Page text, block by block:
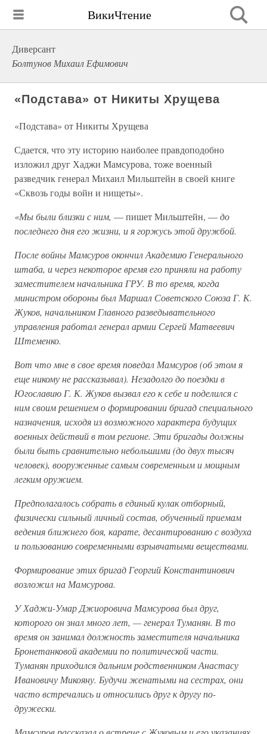
ВикиЧтение
Диверсант
Болтунов Михаил Ефимович
«Подстава» от Никиты Хрущева
«Подстава» от Никиты Хрущева
Сдается, что эту историю наиболее правдоподобно
изложил друг Хаджи Мамсурова, тоже военный
разведчик генерал Михаил Мильштейн в своей книге
«Сквозь годы войн и нищеты».
«Мы были близки с ним, — пишет Мильштейн, —до
последнего дня его жизни, и я горжусь этой дружбой.
После войны Мамсуров окончил Академию Генерального
штаба, и через некоторое время его приняли на работу
заместителем начальника ГРУ. В то время, когда
министром обороны был Маршал Советского Союза Г. К.
Жуков, начальником Главного разведывательного
управления работал генерал армии Сергей Матвеевич
Штеменко.
Вот что мне в свое время поведал Мамсуров (об этом я
еще никому не рассказывал). Незадолго до поездки в
Югославию Г. К. Жуков вызвал его к себе и поделился с
ним своим решением о формировании бригад специального
назначения, исходя из возможного характера будущих
военных действий в том регионе. Эти бригады должны
были быть сравнительно небольшими (до двух тысяч
человек), вооруженные самым современным и мощным
легким оружием.
Предполагалось собрать в единый кулак отборный,
физически сильный личный состав, обученный приемам
ведения ближнего боя, карате, десантированию с воздуха
и пользованию современными взрывчатыми веществами.
Формирование этих бригад Георгий Константинович
возложил на Мамсурова.
У Хаджи-Умар Джиоровича Мамсурова был друг,
которого он знал много лет, — генерал Туманян. В то
время он занимал должность заместителя начальника
Бронетанковой академии по политической части.
Туманян приходился дальним родственником Анастасу
Ивановичу Микояну. Будучи женатыми на сестрах, они
часто встречались и относились друг к другу по-
дружески.